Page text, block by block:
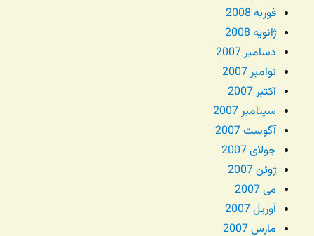
فوریه 2008
ژانویه 2008
دسامبر 2007
نوامبر 2007
اکتبر 2007
سپتامبر 2007
آگوست 2007
جولای 2007
ژوئن 2007
می 2007
آوریل 2007
مارس 2007